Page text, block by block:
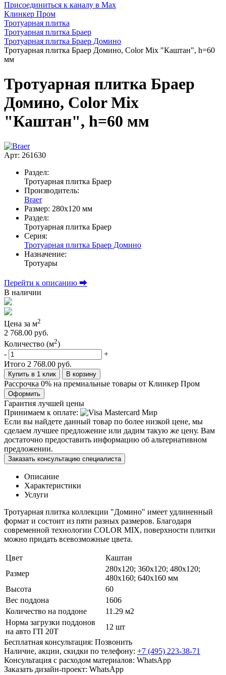
Присоединиться к каналу в Max
Клинкер Пром
Тротуарная плитка
Тротуарная плитка Браер
Тротуарная плитка Браер Домино
Тротуарная плитка Браер Домино, Color Mix "Каштан", h=60
мм
Тротуарная плитка Браер
Домино, Color Mix
"Каштан", h=60 мм
Арт: 261630
Раздел:
Тротуарная плитка Браер
Производитель:
Braer
Размер: 280х120 мм
Раздел:
Тротуарная плитка Браер
Серия:
Тротуарная плитка Браер Домино
Назначение:
Тротуары
Перейти к описанию ⮕
В наличии
Цена за м2
2 768.00 руб.
Количество (м2)
-
+
Итого 2 768.00 руб.
Купить в 1 клик В корзину
Рассрочка 0% на премиальные товары от Клинкер Пром
Оформить
Гарантия лучшей цены
Принимаем к оплате:
Если вы найдете данный товар по более низкой цене, мы
сделаем лучшее предложение или дадим такую же цену. Вам
достаточно предоставить информацию об альтернативном
предложении.
Заказать консультацию специалиста
Описание
Характеристики
Услуги
Тротуарная плитка коллекции "Домино" имеет удлиненный
формат и состоит из пяти разных размеров. Благодаря
современной технологии COLOR MIX, поверхности плитки
можно придать всевозможные цвета.
Цвет
Каштан
Размер
280х120; 360х120; 480х120;
480х160; 640х160 мм
Высота
60
Вес поддона
1606
Количество на поддоне
11.29 м2
Норма загрузки поддонов
на авто ГП 20Т
12 шт
Бесплатная консультация: Позвонить
Наличие, акции, скидки по телефону: +7 (495) 223-38-71
Консультация с расходом материалов: WhatsApp
Заказать дизайн-проект: WhatsApp